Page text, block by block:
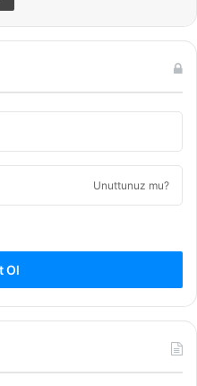
Unuttunuz mu?
Ol